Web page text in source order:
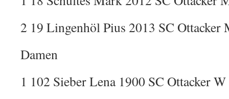
2 19 Lingenhöl Pius 2013 SC Ottacker
Damen
1 102 Sieber Lena 1900 SC Ottacker